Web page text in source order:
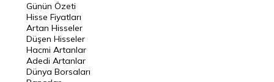
En Çok Artan Hisseler
En Çok Düşen Hisseler
Hacmi Artanlar
Geçmiş Kapanışlar
Günün Özeti
Hisse Fiyatları
Artan Hisseler
Düşen Hisseler
Hacmi Artanlar
Adedi Artanlar
Dünya Borsaları